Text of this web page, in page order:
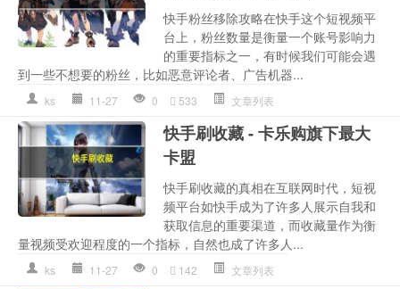
快手粉丝移除攻略在快手这个短视频平
台上，粉丝数量是衡量一个账号影响力
的重要指标之一，有时候我们可能会遇
到一些不想要的粉丝，比如恶意评论者、广告机器...
ks 11-27 0 533 文章列表
快手刷收藏 - 卡乐购旗下最大
卡盟
快手刷收藏的真相在互联网时代，短视
频平台如快手成为了许多人展示自我和
获取信息的重要渠道，而收藏量作为衡
量视频受欢迎程度的一个指标，自然也成了许多人...
ks 11-27 0 142 文章列表